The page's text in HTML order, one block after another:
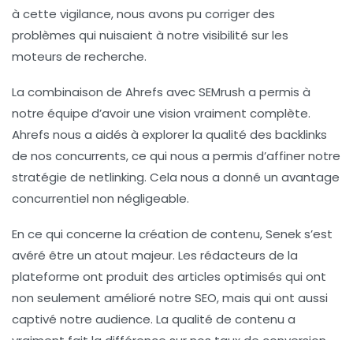
à cette vigilance, nous avons pu corriger des
problèmes qui nuisaient à notre visibilité sur les
moteurs de recherche.
La combinaison de Ahrefs avecSEMrush a permis à
notre équipe d’avoir une vision vraiment complète.
Ahrefs nous a aidés à explorer la qualité des backlinks
de nos concurrents, ce qui nous a permis d’affiner notre
stratégie de netlinking. Cela nous a donné un avantage
concurrentiel non négligeable.
En ce qui concerne la création de contenu,Seneks’est
avéré être un atout majeur. Les rédacteurs de la
plateforme ont produit des articles optimisés qui ont
non seulement amélioré notre SEO, mais qui ont aussi
captivé notre audience. La qualité de contenu a